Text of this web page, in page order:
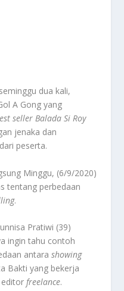
dua kali,
A Gong yang
seller Balada Si Roy
jenaka dan
peserta.
Minggu, (6/9/2020)
tentang perbedaan
.
Pratiwi (39)
ingin tahu contoh
antarashowing
Bakti yang bekerja
freelance.